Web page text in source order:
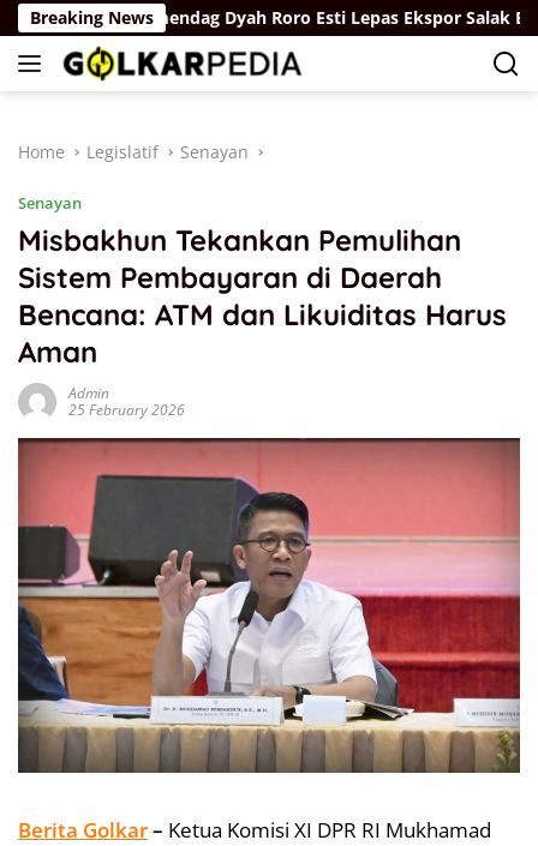
Skip
to
content
Breaking News
Wamendag Dyah Roro Esti Lepas Ekspor Salak Bali ke
Home Legislatif Senayan
Senayan
Misbakhun Tekankan Pemulihan
Sistem Pembayaran di Daerah
Bencana: ATM dan Likuiditas Harus
Aman
Admin
25 February 2026
Berita Golkar– Ketua Komisi XI DPR RI Mukhamad